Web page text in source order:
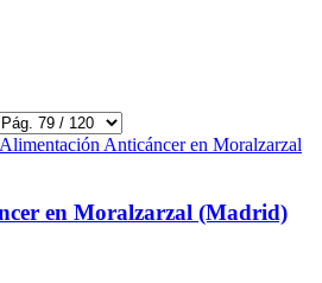
en Moralzarzal (Madrid)